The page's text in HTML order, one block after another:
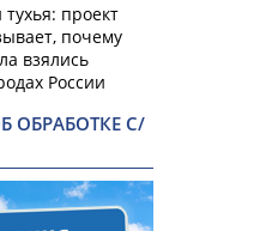
проект
почему
взялись
России
ОБРАБОТКЕ С/